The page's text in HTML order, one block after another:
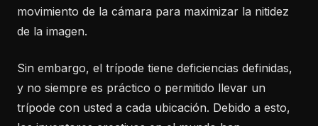
movimiento de la cámara para maximizar la nitidez
de la imagen.
Sin embargo, el trípode tiene deficiencias definidas,
y no siempre es práctico o permitido llevar un
trípode con usted a cada ubicación. Debido a esto,